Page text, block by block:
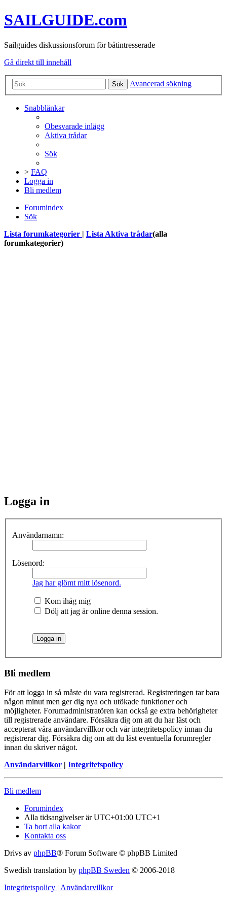
SAILGUIDE.com
Sailguides diskussionsforum för båtintresserade
Gå direkt till innehåll
Sök Avancerad sökning
Snabblänkar
Obesvarade inlägg
Aktiva trådar
Sök
> FAQ
Logga in
Bli medlem
Forumindex
Sök
Lista forumkategorier
Lista Aktiva trådar(alla
forumkategorier)
Logga in
Användarnamn:
Lösenord:
Jag har glömt mitt lösenord.
Kom ihåg mig
Dölj att jag är online denna session.
Bli medlem
För att logga in så måste du vara registrerad. Registreringen tar bara
någon minut men ger dig nya och utökade funktioner och
möjligheter. Forumadministratören kan också ge extra behörigheter
till registrerade användare. Försäkra dig om att du har läst och
accepterat våra användarvillkor och vår integritetspolicy innan du
registrerar dig. Försäkra dig om att du läst eventuella forumregler
innan du skriver något.
Användarvillkor | Integritetspolicy
Bli medlem
Forumindex
Alla tidsangivelser är UTC+01:00 UTC+1
Ta bort alla kakor
Kontakta oss
Drivs av phpBB® Forum Software © phpBB Limited
Swedish translation by phpBB Sweden © 2006-2018
Integritetspolicy | Användarvillkor